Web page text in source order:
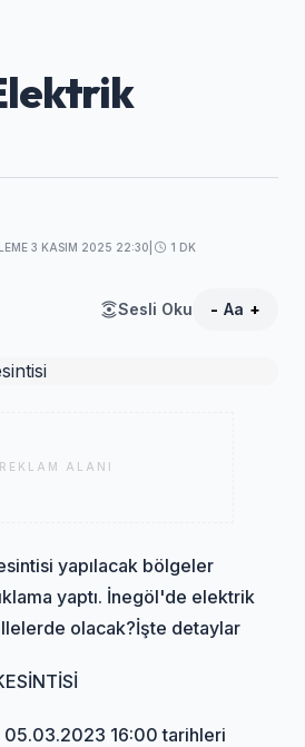
3 KASIM 2025 22:30 1 DK
Sesli Oku - Aa +
REKLAM ALANI
yapılacak bölgeler
yaptı. İnegöl'de elektrik
olacak?İşte detaylar
16:00 tarihleri